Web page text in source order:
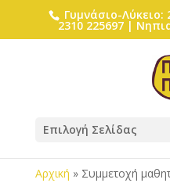
Γυμνάσιο-Λύκειο:
2310 225697 |
Επιλογή Σελίδας
Αρχική » Συμμετοχή